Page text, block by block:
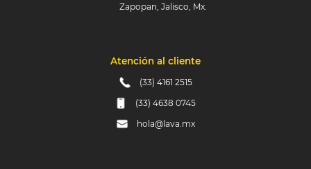
Zapopan, Jalisco, Mx.
Atención al cliente
(33) 4161 2515
(33) 4638 0745
hola@lava.mx